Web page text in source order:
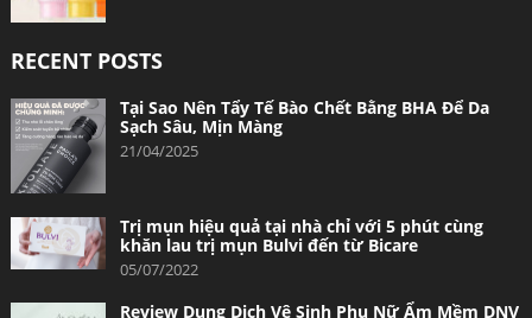
RECENT POSTS
Tại Sao Nên Tẩy Tế Bào Chết Bằng BHA Để Da
Sạch Sâu, Mịn Màng
21/04/2025
Trị mụn hiệu quả tại nhà chỉ với 5 phút cùng
khăn lau trị mụn Bulvi đến từ Bicare
05/07/2022
Review Dung Dịch Vệ Sinh Phụ Nữ Ẩm Mềm DNV